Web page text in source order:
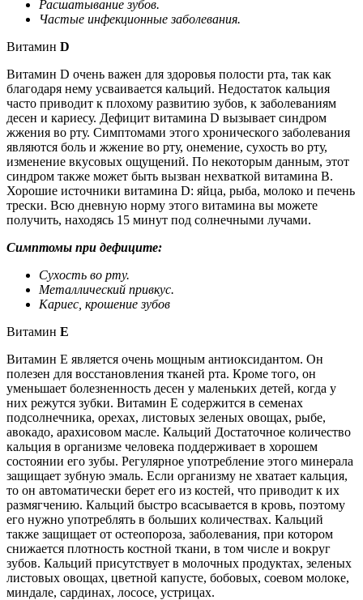
Расшатывание зубов.
Частые инфекционные заболевания.
Витамин D
Витамин D очень важен для здоровья полости рта, так как
благодаря нему усваивается кальций. Недостаток кальция
часто приводит к плохому развитию зубов, к заболеваниям
десен и кариесу. Дефицит витамина D вызывает синдром
жжения во рту. Симптомами этого хронического заболевания
являются боль и жжение во рту, онемение, сухость во рту,
изменение вкусовых ощущений. По некоторым данным, этот
синдром также может быть вызван нехваткой витамина В.
Хорошие источники витамина D: яйца, рыба, молоко и печень
трески. Всю дневную норму этого витамина вы можете
получить, находясь 15 минут под солнечными лучами.
Симптомы при дефиците:
Сухость во рту.
Металлический привкус.
Кариес, крошение зубов
Витамин Е
Витамин Е является очень мощным антиоксидантом. Он
полезен для восстановления тканей рта. Кроме того, он
уменьшает болезненность десен у маленьких детей, когда у
них режутся зубки. Витамин Е содержится в семенах
подсолнечника, орехах, листовых зеленых овощах, рыбе,
авокадо, арахисовом масле. Кальций Достаточное количество
кальция в организме человека поддерживает в хорошем
состоянии его зубы. Регулярное употребление этого минерала
защищает зубную эмаль. Если организму не хватает кальция,
то он автоматически берет его из костей, что приводит к их
размягчению. Кальций быстро всасывается в кровь, поэтому
его нужно употреблять в больших количествах. Кальций
также защищает от остеопороза, заболевания, при котором
снижается плотность костной ткани, в том числе и вокруг
зубов. Кальций присутствует в молочных продуктах, зеленых
листовых овощах, цветной капусте, бобовых, соевом молоке,
миндале, сардинах, лососе, устрицах.